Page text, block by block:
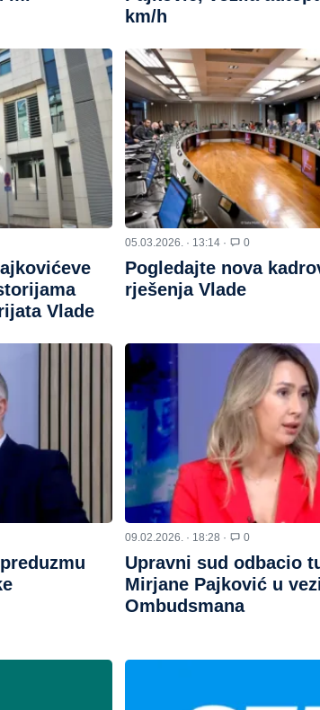
km/h
Vlade
05.03.2026. · 13:14 · 0
Pogledajte nova
rješenja Vlade
09.02.2026. · 18:28 · 0
Upravni sud odbacio
Mirjane Pajković u
Ombudsmana